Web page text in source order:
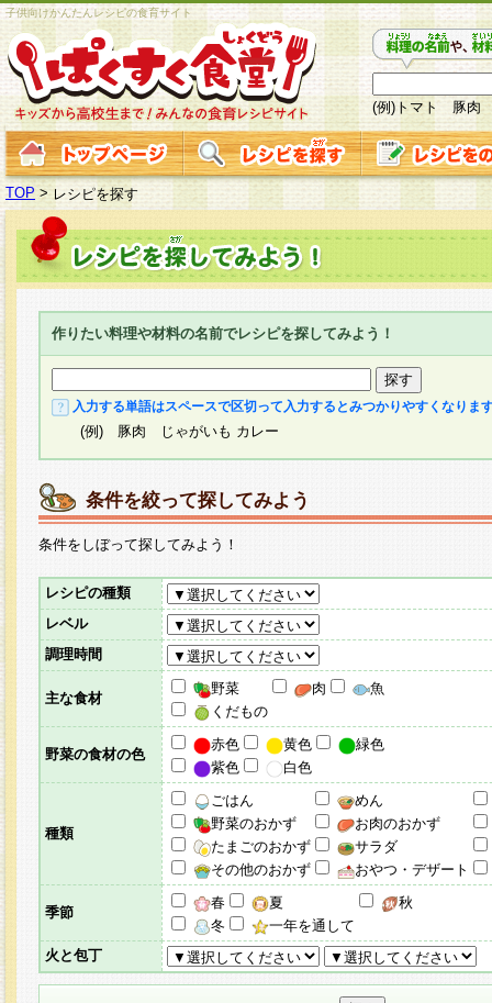
子供向けかんたんレシピの食育サイト
(例)トマト 豚肉
TOP > レシピを探す
作りたい料理や材料の名前でレシピを探してみよう！
入力する単語はスペースで区切って入力するとみつかりやすくなりま
(例) 豚肉 じゃがいも カレー
条件を絞って探してみよう
条件をしぼって探してみよう！
レシピの種類
レベル
調理時間
主な食材
野菜 肉
魚
くだもの
野菜の食材の色
赤色 黄色
緑色
紫色
白色
種類
ごはん
めん
野菜のおかず
お肉のおかず
たまごのおかず
サラダ
その他のおかず
おやつ・デザート
季節
春 夏
秋
冬
一年を通して
火と包丁